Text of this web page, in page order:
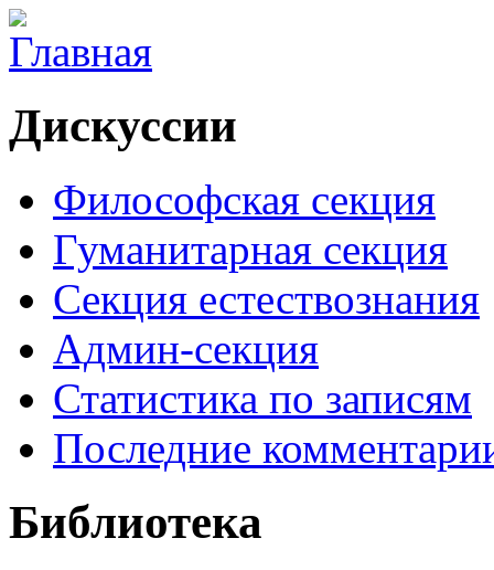
Дискуссии
Философская секция
Гуманитарная секция
Секция естествознания
Админ-секция
Статистика по записям
Последние
Библиотека